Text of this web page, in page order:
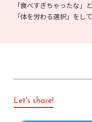
「食べすぎちゃったな」
「体を労わる選択」をし
Let's share!